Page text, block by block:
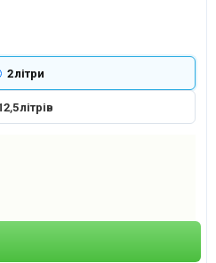
2 літри
літрів